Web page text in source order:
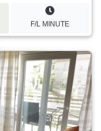
F/L MINUTE